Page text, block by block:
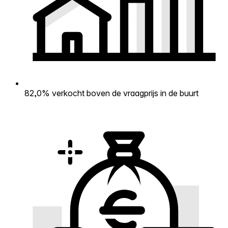
82,0% verkocht boven de vraagprijs in de buurt